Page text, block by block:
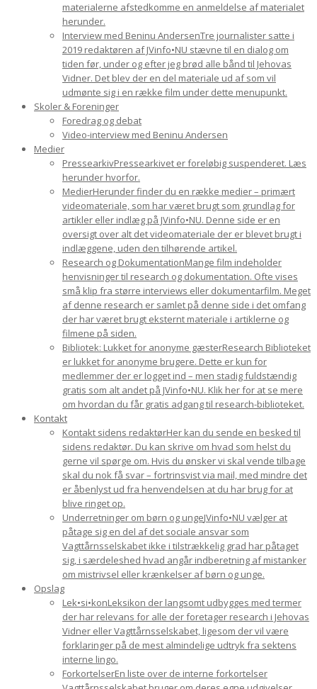
materialerne afstedkomme en anmeldelse af materialet
herunder.
Interview med Beninu AndersenTre journalister satte i
2019 redaktøren af JVinfo•NU stævne til en dialog om
tiden før, under og efter jeg brød alle bånd til Jehovas
Vidner. Det blev der en del materiale ud af som vil
udmønte sig i en række film under dette menupunkt.
Skoler & Foreninger
Foredrag og debat
Video-interview med Beninu Andersen
Medier
PressearkivPressearkivet er foreløbig suspenderet. Læs
herunder hvorfor.
MedierHerunder finder du en række medier – primært
videomateriale, som har været brugt som grundlag for
artikler eller indlæg på JVinfo•NU. Denne side er en
oversigt over alt det videomateriale der er blevet brugt i
indlæggene, uden den tilhørende artikel.
Research og DokumentationMange film indeholder
henvisninger til research og dokumentation. Ofte vises
små klip fra større interviews eller dokumentarfilm. Meget
af denne research er samlet på denne side i det omfang
der har været brugt eksternt materiale i artiklerne og
filmene på siden.
Bibliotek: Lukket for anonyme gæsterResearch Biblioteket
er lukket for anonyme brugere. Dette er kun for
medlemmer der er logget ind – men stadig fuldstændig
gratis som alt andet på JVinfo•NU. Klik her for at se mere
om hvordan du får gratis adgang til research-biblioteket.
Kontakt
Kontakt sidens redaktørHer kan du sende en besked til
sidens redaktør. Du kan skrive om hvad som helst du
gerne vil spørge om. Hvis du ønsker vi skal vende tilbage
skal du nok få svar – fortrinsvist via mail, med mindre det
er åbenlyst ud fra henvendelsen at du har brug for at
blive ringet op.
Underretninger om børn og ungeJVinfo•NU vælger at
påtage sig en del af det sociale ansvar som
Vagttårnsselskabet ikke i tilstrækkelig grad har påtaget
sig, i særdeleshed hvad angår indberetning af mistanker
om mistrivsel eller krænkelser af børn og unge.
Opslag
Lek•si•konLeksikon der langsomt udbygges med termer
der har relevans for alle der foretager research i Jehovas
Vidner eller Vagttårnsselskabet, ligesom der vil være
forklaringer på de mest almindelige udtryk fra sektens
interne lingo.
ForkortelserEn liste over de interne forkortelser